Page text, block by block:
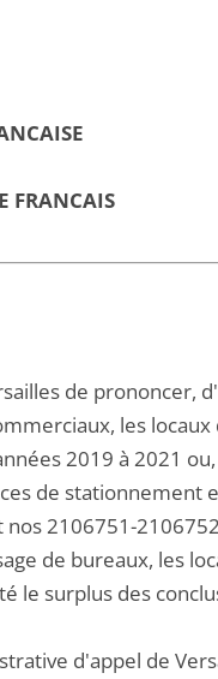
FRANCAIS
de prononcer,
les
2019 à 2021
de stationnement
2106751-
de bureaux, les
le surplus des
d'appel de